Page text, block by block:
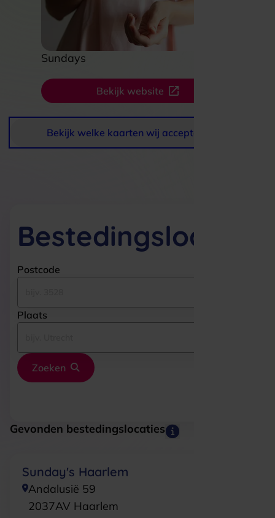
Sundays
Bekijk website
Bekijk welke kaarten wij accepteren
Bestedingslocaties
Postcode
Plaats
Zoeken
Gevonden bestedingslocaties
Sunday's Haarlem
Andalusië 59
2037AV Haarlem